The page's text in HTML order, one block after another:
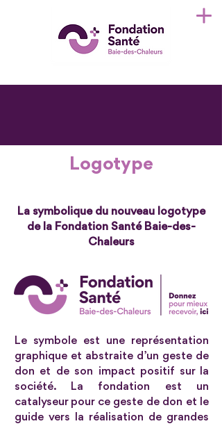
Logotype
La symbolique du nouveau logotype
de la Fondation Santé Baie-des-
Chaleurs
Le symbole est une représentation
graphique et abstraite d’un geste de
don et de son impact positif sur la
société. La fondation est un
catalyseur pour ce geste de don et le
guide vers la réalisation de grandes